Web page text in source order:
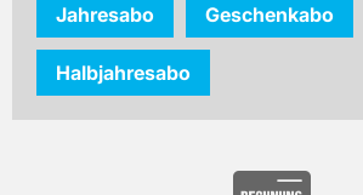
Jahresabo Geschenkabo
Halbjahresabo